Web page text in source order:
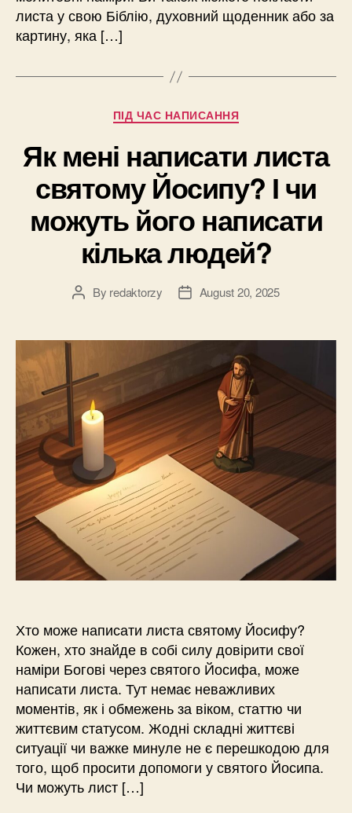
листа у свою Біблію, духовний щоденник або за
картину, яка […]
Categories
ПІД ЧАС НАПИСАННЯ
Як мені написати листа
святому Йосипу? І чи
можуть його написати
кілька людей?
PostBy redaktorzy
PostAugust 20, 2025
Хто може написати листа святому Йосифу?
Кожен, хто знайде в собі силу довірити свої
наміри Богові через святого Йосифа, може
написати листа. Тут немає неважливих
моментів, як і обмежень за віком, статтю чи
життєвим статусом. Жодні складні життєві
ситуації чи важке минуле не є перешкодою для
того, щоб просити допомоги у святого Йосипа.
Чи можуть лист […]